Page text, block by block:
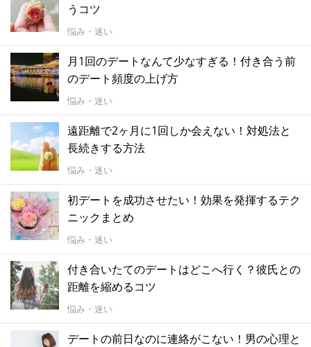
うコツ
悩み・迷い
月1回のデートなんて少なすぎる！付き合う前
のデート頻度の上げ方
悩み・迷い
遠距離で2ヶ月に1回しか会えない！対処法と
長続きする方法
悩み・迷い
初デートを成功させたい！効果を発揮するテク
ニックまとめ
悩み・迷い
付き合いたてのデートはどこへ行く？彼氏との
距離を縮めるコツ
悩み・迷い
デートの前日なのに連絡がこない！男の心理と